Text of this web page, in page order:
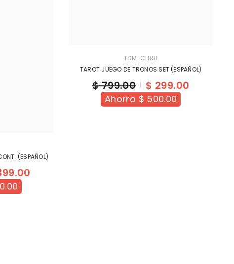
(ESPAÑOL)
TDM-CHRB
TAROT JUEGO DE TRONOS SET (ESPAÑOL)
$ 799.00 $ 299.00
Ahorro $ 500.00